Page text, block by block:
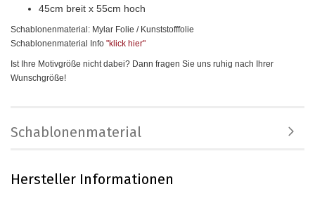
45cm breit x 55cm hoch
Schablonenmaterial: Mylar Folie / Kunststofffolie
Schablonenmaterial Info "klick hier"
Ist Ihre Motivgröße nicht dabei? Dann fragen Sie uns ruhig nach Ihrer
Wunschgröße!
Schablonenmaterial
Hersteller Informationen